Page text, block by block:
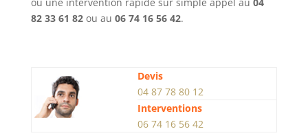
82 33 61 82ou au 06 74 16 56 42.
Devis
04 87 78 80 12
Interventions
06 74 16 56 42